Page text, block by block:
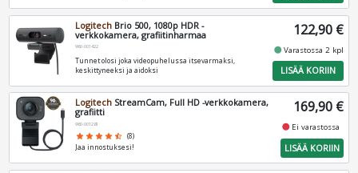
Logitech Brio 500, 1080p HDR -
verkkokamera, grafiitinharmaa
960-001422
Tunnet olosi joka videopuhelussa itsevarmaksi,
keskittyneeksi ja aidoksi
122,90 €
fiber_manual_recordVarastossa 2 kpl
LISÄÄ KORIIN
Logitech StreamCam, Full HD -verkkokamera,
grafiitti
960-001281
star star star star star_half (8)
Jaa innostuksesi!
169,90 €
fiber_manual_record Ei varastossa
LISÄÄ KORIIN